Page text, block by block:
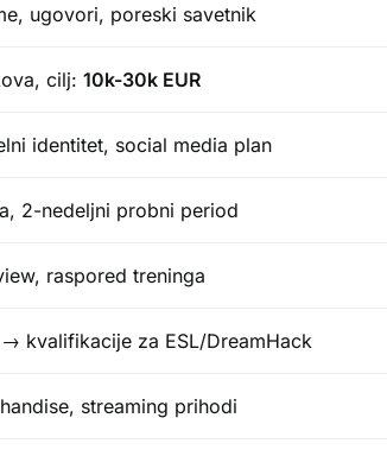
ugovori, poreski savetnik
cilj: 10k-30k EUR
identitet, social media plan
2-nedeljni probni period
raspored treninga
kvalifikacije za ESL/DreamHack
streaming prihodi